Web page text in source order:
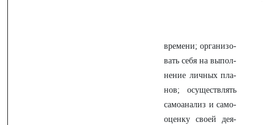
времени; организо-
вать себя на выпол-
нение личных пла-
нов; осуществлять
самоанализ и само-
оценку своей дея-